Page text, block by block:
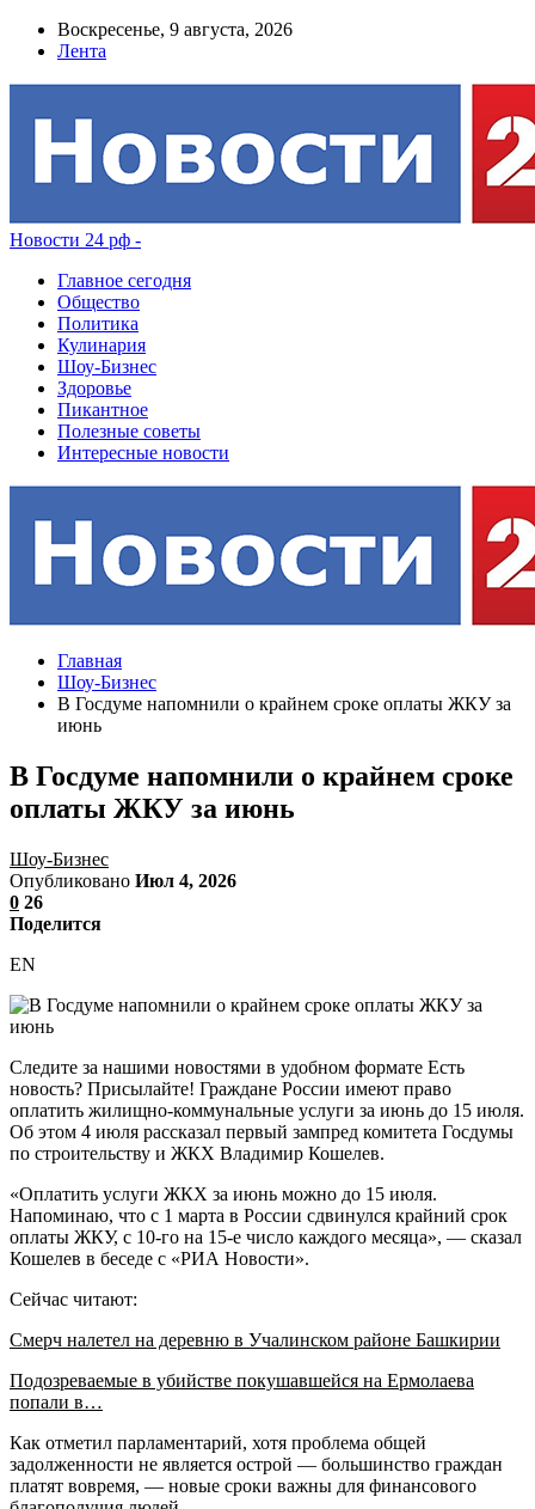
Воскресенье, 9 августа, 2026
Лента
Новости 24 рф -
Главное сегодня
Общество
Политика
Кулинария
Шоу-Бизнес
Здоровье
Пикантное
Полезные советы
Интересные новости
Главная
Шоу-Бизнес
В Госдуме напомнили о крайнем сроке оплаты ЖКУ за
июнь
В Госдуме напомнили о крайнем сроке
оплаты ЖКУ за июнь
Шоу-Бизнес
Опубликовано Июл 4, 2026
0 26
Поделится
EN
Следите за нашими новостями в удобном формате Есть
новость? Присылайте! Граждане России имеют право
оплатить жилищно-коммунальные услуги за июнь до 15 июля.
Об этом 4 июля рассказал первый зампред комитета Госдумы
по строительству и ЖКХ Владимир Кошелев.
«Оплатить услуги ЖКХ за июнь можно до 15 июля.
Напоминаю, что с 1 марта в России сдвинулся крайний срок
оплаты ЖКУ, с 10-го на 15-е число каждого месяца», — сказал
Кошелев в беседе с «РИА Новости».
Сейчас читают:
Смерч налетел на деревню в Учалинском районе Башкирии
Подозреваемые в убийстве покушавшейся на Ермолаева
попали в…
Как отметил парламентарий, хотя проблема общей
задолженности не является острой — большинство граждан
платят вовремя, — новые сроки важны для финансового